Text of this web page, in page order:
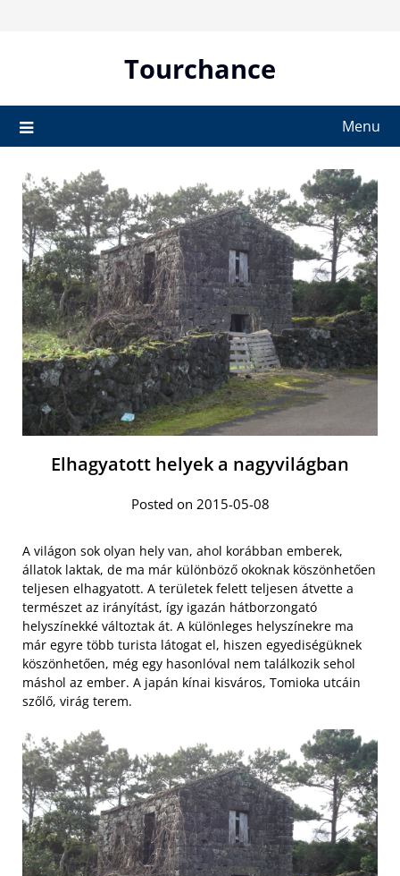
Tourchance
Menu
Elhagyatott helyek a nagyvilágban
Posted on 2015-05-08
A világon sok olyan hely van, ahol korábban emberek,
állatok laktak, de ma már különböző okoknak köszönhetően
teljesen elhagyatott. A területek felett teljesen átvette a
természet az irányítást, így igazán hátborzongató
helyszínekké változtak át. A különleges helyszínekre ma
már egyre több turista látogat el, hiszen egyediségüknek
köszönhetően, még egy hasonlóval nem találkozik sehol
máshol az ember. A japán kínai kisváros, Tomioka utcáin
szőlő, virág terem.